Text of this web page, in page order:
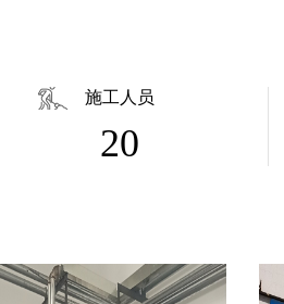
施工人员
20